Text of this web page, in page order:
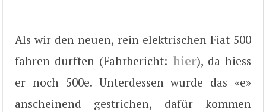
Als wir den neuen, rein elektrischen Fiat 500
fahren durften (Fahrbericht: hier), da hiess
er noch 500e. Unterdessen wurde das «e»
anscheinend gestrichen, dafür kommen